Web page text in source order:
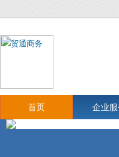
首页 企业服